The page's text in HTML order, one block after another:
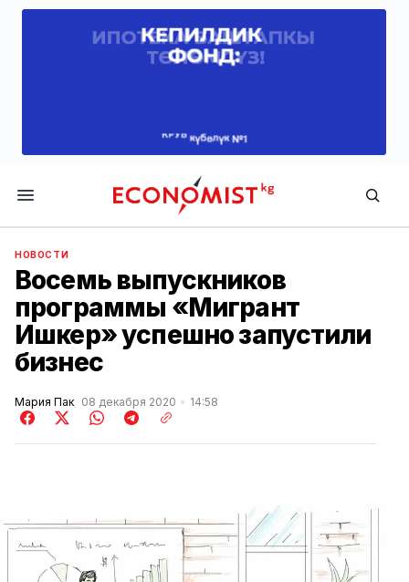
Economist.kg
НОВОСТИ
Восемь выпускников
программы «Мигрант
Ишкер» успешно запустили
бизнес
Мария Пак 08 декабря 2020 14:58